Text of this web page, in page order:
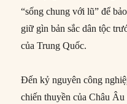
“sống chung với lũ” để
giữ gìn bản sắc dân tộc
của Trung Quốc.
Đến kỷ nguyên công
chiến thuyền của Châu